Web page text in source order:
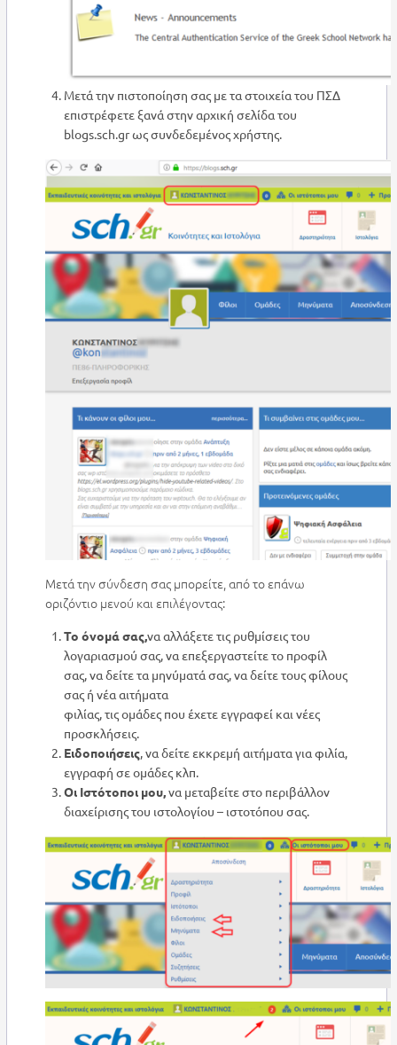
Μετά την πιστοποίηση σας με τα στοιχεία του ΠΣΔ
επιστρέφετε ξανά στην αρχική σελίδα του
blogs.sch.gr ως συνδεδεμένος χρήστης.
Μετά την σύνδεση σας μπορείτε, από το επάνω
οριζόντιο μενού και επιλέγοντας:
Το όνομά σας,να αλλάξετε τις ρυθμίσεις του
λογαριασμού σας, να επεξεργαστείτε το προφίλ
σας, να δείτε τα μηνύματά σας, να δείτε τους φίλους
σας ή νέα αιτήματα
φιλίας, τις ομάδες που έχετε εγγραφεί και νέες
προσκλήσεις.
Ειδοποιήσεις, να δείτε εκκρεμή αιτήματα για φιλία,
εγγραφή σε ομάδες κλπ.
Οι Ιστότοποι μου,να μεταβείτε στο περιβάλλον
διαχείρισης του ιστολογίου – ιστοτόπου σας.